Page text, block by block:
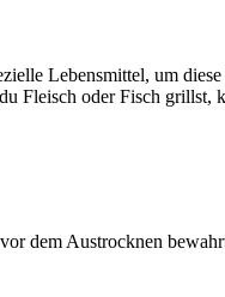
Lebensmittel, um
Fleisch oder Fisch
dem Austrocknen